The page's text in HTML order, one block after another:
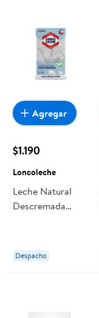
$1.190
Loncoleche
Leche Natural
Descremada
Despacho
Agregar